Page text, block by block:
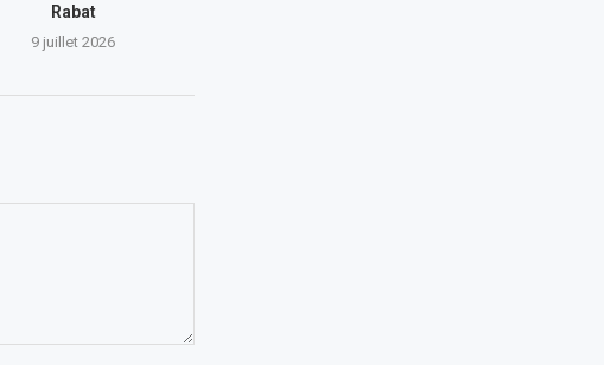
Rabat
9 juillet 2026